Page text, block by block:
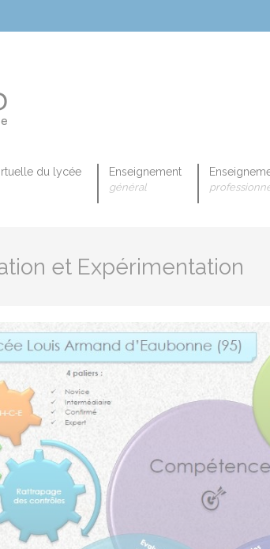
du lycée Enseignement
général
et Expérimentation